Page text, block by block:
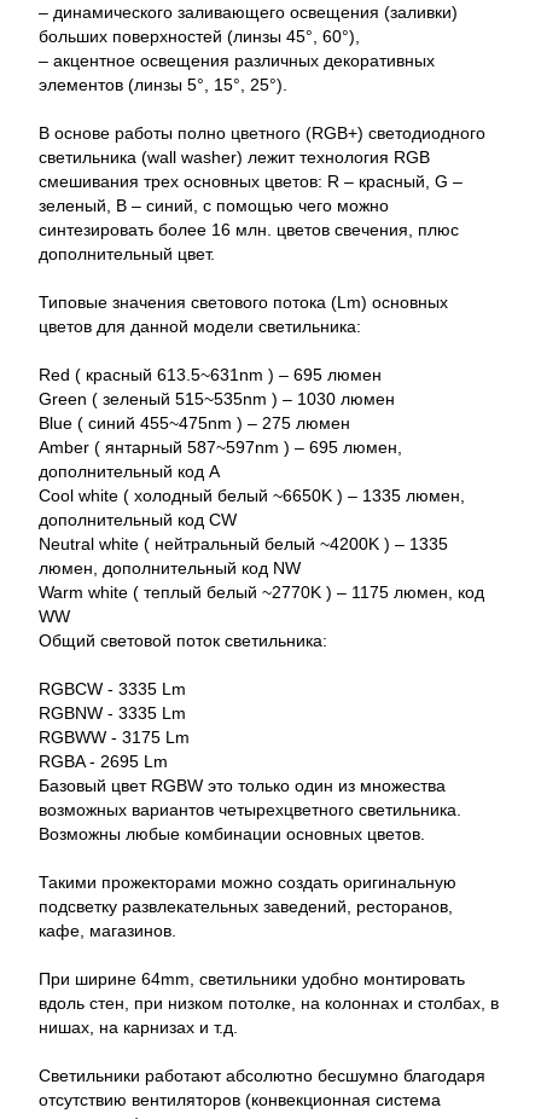
– динамического заливающего освещения (заливки)
больших поверхностей (линзы 45°, 60°),
– акцентное освещения различных декоративных
элементов (линзы 5°, 15°, 25°).
В основе работы полно цветного (RGB+) светодиодного
светильника (wall washer) лежит технология RGB
смешивания трех основных цветов: R – красный, G –
зеленый, B – синий, с помощью чего можно
синтезировать более 16 млн. цветов свечения, плюс
дополнительный цвет.
Типовые значения светового потока (Lm) основных
цветов для данной модели светильника:
Red ( красный 613.5~631nm ) – 695 люмен
Green ( зеленый 515~535nm ) – 1030 люмен
Blue ( синий 455~475nm ) – 275 люмен
Amber ( янтарный 587~597nm ) – 695 люмен,
дополнительный код A
Cool white ( холодный белый ~6650K ) – 1335 люмен,
дополнительный код CW
Neutral white ( нейтральный белый ~4200K ) – 1335
люмен, дополнительный код NW
Warm white ( теплый белый ~2770K ) – 1175 люмен, код
WW
Общий световой поток светильника:
RGBCW - 3335 Lm
RGBNW - 3335 Lm
RGBWW - 3175 Lm
RGBA - 2695 Lm
Базовый цвет RGBW это только один из множества
возможных вариантов четырехцветного светильника.
Возможны любые комбинации основных цветов.
Такими прожекторами можно создать оригинальную
подсветку развлекательных заведений, ресторанов,
кафе, магазинов.
При ширине 64mm, светильники удобно монтировать
вдоль стен, при низком потолке, на колоннах и столбах, в
нишах, на карнизах и т.д.
Светильники работают абсолютно бесшумно благодаря
отсутствию вентиляторов (конвекционная система